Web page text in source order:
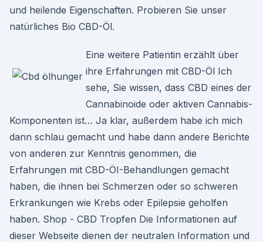
und heilende Eigenschaften. Probieren Sie unser
natürliches Bio CBD-Öl.
Eine weitere Patientin erzählt über
ihre Erfahrungen mit CBD-Öl Ich
sehe, Sie wissen, dass CBD eines der
Cannabinoide oder aktiven Cannabis-
Komponenten ist… Ja klar, außerdem habe ich mich
dann schlau gemacht und habe dann andere Berichte
von anderen zur Kenntnis genommen, die
Erfahrungen mit CBD-ÖI-Behandlungen gemacht
haben, die ihnen bei Schmerzen oder so schweren
Erkrankungen wie Krebs oder Epilepsie geholfen
haben. Shop - CBD Tropfen Die Informationen auf
dieser Webseite dienen der neutralen Information und